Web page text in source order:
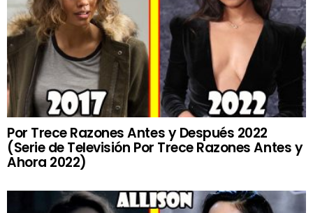
Por Trece Razones Antes y Después 2022
(Serie de Televisión Por Trece Razones Antes y
Ahora 2022)